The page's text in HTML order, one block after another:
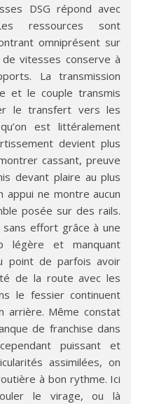
DSG répond avec
ressources sont
omniprésent sur
vitesses conserve à
La transmission
et le couple transmis
le transfert vers les
est littéralement
devient plus
cassant, preuve
devant plaire au plus
appui ne montre aucun
posée sur des rails.
sans effort grâce à une
légère et manquant
point de parfois avoir
de la route avec les
le fessier continuent
arrière. Même constat
de franchise dans
puissant et
assimilées, on
à bon rythme. Ici
le virage, ou là